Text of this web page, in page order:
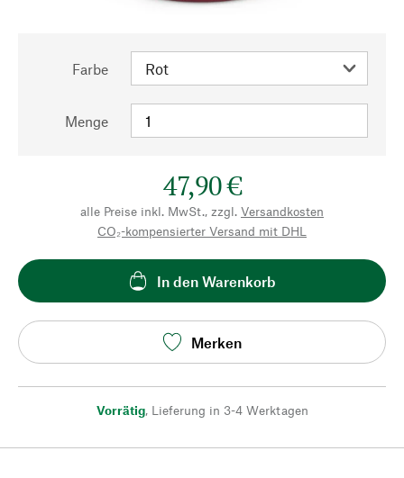
Farbe
Menge
47,90 €
alle Preise inkl. MwSt., zzgl. Versandkosten
CO₂-kompensierter Versand mit DHL
In den Warenkorb
Merken
Vorrätig, Lieferung in 3-4 Werktagen